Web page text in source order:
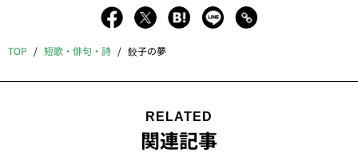
TOP 短歌・俳句・詩 餃子の夢
RELATED
関連記事